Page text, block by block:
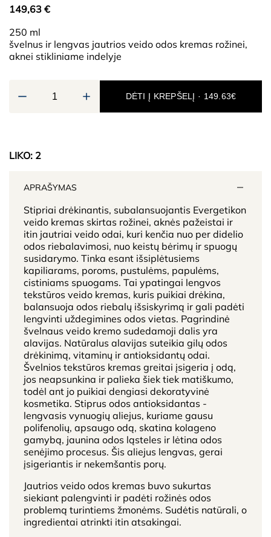
149,63 €
250 ml
švelnus ir lengvas jautrios veido odos kremas rožinei,
aknei stikliniame indelyje
DĖTI Į KREPŠELĮ · 149.63€
LIKO: 2
APRAŠYMAS
Stipriai drėkinantis, subalansuojantis Evergetikon
veido kremas skirtas rožinei, aknės pažeistai ir
itin jautriai veido odai, kuri kenčia nuo per didelio
odos riebalavimosi, nuo keistų bėrimų ir spuogų
susidarymo. Tinka esant išsiplėtusiems
kapiliarams, poroms, pustulėms, papulėms,
cistiniams spuogams. Tai ypatingai lengvos
tekstūros veido kremas, kuris puikiai drėkina,
balansuoja odos riebalų išsiskyrimą ir gali padėti
lengvinti uždegimines odos vietas. Pagrindinė
švelnaus veido kremo sudedamoji dalis yra
alavijas. Natūralus alavijas suteikia gilų odos
drėkinimą, vitaminų ir antioksidantų odai.
Švelnios tekstūros kremas greitai įsigeria į odą,
jos neapsunkina ir palieka šiek tiek matiškumo,
todėl ant jo puikiai dengiasi dekoratyvinė
kosmetika. Stiprus odos antioksidantas -
lengvasis vynuogių aliejus, kuriame gausu
polifenolių, apsaugo odą, skatina kolageno
gamybą, jaunina odos ląsteles ir lėtina odos
senėjimo procesus. Šis aliejus lengvas, gerai
įsigeriantis ir nekemšantis porų.
Jautrios veido odos kremas buvo sukurtas
siekiant palengvinti ir padėti rožinės odos
problemą turintiems žmonėms. Sudėtis natūrali, o
ingredientai atrinkti itin atsakingai.